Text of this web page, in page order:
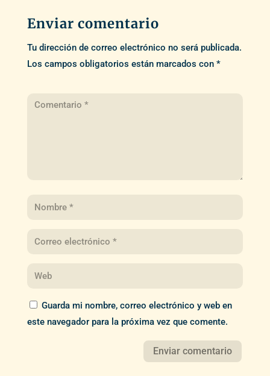
Enviar comentario
Tu dirección de correo electrónico no será publicada.
Los campos obligatorios están marcados con *
Guarda mi nombre, correo electrónico y web en
este navegador para la próxima vez que comente.